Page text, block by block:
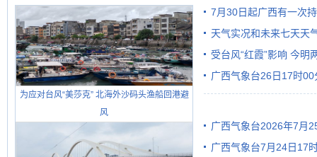
为应对台风“美莎克” 北海外沙码头渔船回港避
风
7月30日起广西有一次
天气实况和未来七天天
受台风“红霞”影响 今明
有较强降雨
广西气象台26日17时
广西气象台2026年7月
级预警
广西气象台7月24日17